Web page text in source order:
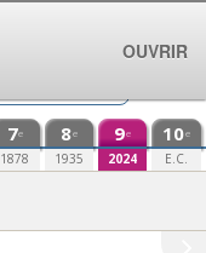
7e
1878
8e
1935
9e
2024
10e
E.C.
OUVRIR